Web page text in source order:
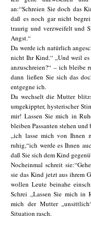
an:“Schreien Sie doch das
daß es noch gar nicht
traurig und verzweifelt und
Angst.“
Da werde ich natürlich
nicht Ihr Kind.“ „Und weil
anzuschreien?“ – ich bleibe
dann ließen Sie sich das
entgegne ich.
Da wechselt die Mutter
umgekippter, hysterischer
mir! Lassen Sie mich in
bleiben Passanten stehen und
„ich lasse mich von Ihnen
ruhig,“ich werde es Ihnen
daß Sie sich dem Kind
Nocheinmal schreit
sie das Kind jetzt aus ihrem
wollen Leute beinahe
Schrei „Lassen Sie mich in
mich der Mutter
Situation rasch.